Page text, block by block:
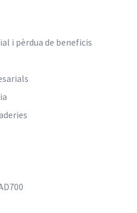
i pèrdua de beneficis